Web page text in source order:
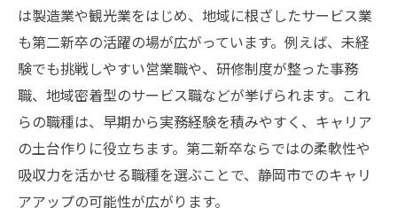
は製造業や観光業をはじめ、地域に根ざしたサービス業
も第二新卒の活躍の場が広がっています。例えば、未経
験でも挑戦しやすい営業職や、研修制度が整った事務
職、地域密着型のサービス職などが挙げられます。これ
らの職種は、早期から実務経験を積みやすく、キャリア
の土台作りに役立ちます。第二新卒ならではの柔軟性や
吸収力を活かせる職種を選ぶことで、静岡市でのキャリ
アアップの可能性が広がります。